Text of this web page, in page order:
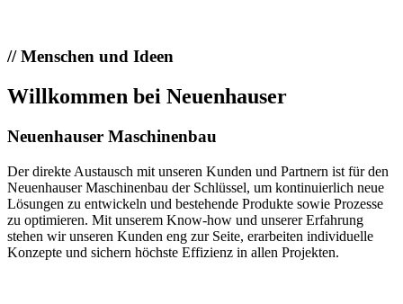
//Menschen und Ideen
Willkommen bei Neuenhauser
Neuenhauser Maschinenbau
Der direkte Austausch mit unseren Kunden und Partnern ist für den
Neuenhauser Maschinenbau der Schlüssel, um kontinuierlich neue
Lösungen zu entwickeln und bestehende Produkte sowie Prozesse
zu optimieren. Mit unserem Know-how und unserer Erfahrung
stehen wir unseren Kunden eng zur Seite, erarbeiten individuelle
Konzepte und sichern höchste Effizienz in allen Projekten.